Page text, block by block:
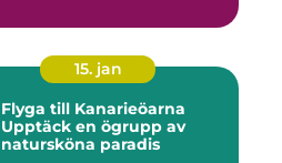
15. jan
Flyga till Kanarieöarna
Upptäck en ögrupp av
natursköna paradis